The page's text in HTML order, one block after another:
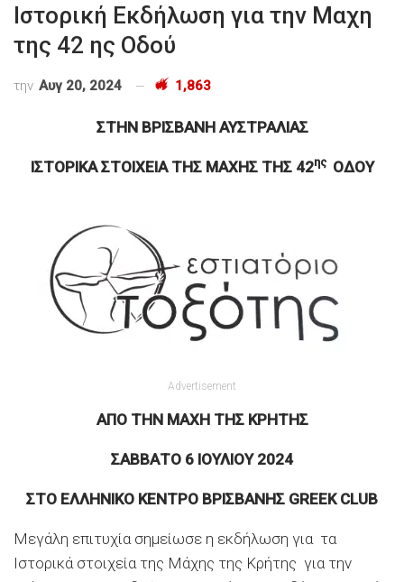
Ιστορική Eκδήλωση για την Μαχη
της 42 ης Οδού
την Αυγ 20, 2024 1,863
ΣΤΗΝ ΒΡΙΣΒΑΝΗ ΑΥΣΤΡΑΛΙΑΣ
ΙΣΤΟΡΙΚΑ ΣΤΟΙΧΕΙΑ ΤΗΣ ΜΑΧΗΣ ΤΗΣ 42ης ΟΔΟΥ
Advertisement
ΑΠΟ ΤΗΝ ΜΑΧΗ ΤΗΣ ΚΡΗΤΗΣ
ΣΑΒΒΑΤΟ 6 ΙΟΥΛΙΟΥ 2024
ΣΤΟ ΕΛΛΗΝΙΚΟ ΚΕΝΤΡΟ ΒΡΙΣΒΑΝΗΣ GREEK CLUB
Mεγάλη επιτυχία σημείωσε η εκδήλωση για τα
Ιστορικά στοιχεία της Μάχης της Κρήτης για την